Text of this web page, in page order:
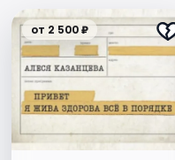
от 2 500 ₽